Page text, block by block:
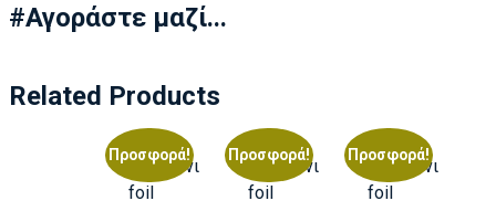
#Αγοράστε μαζί...
Related Products
Προσφορά! Προσφορά! Προσφορά!